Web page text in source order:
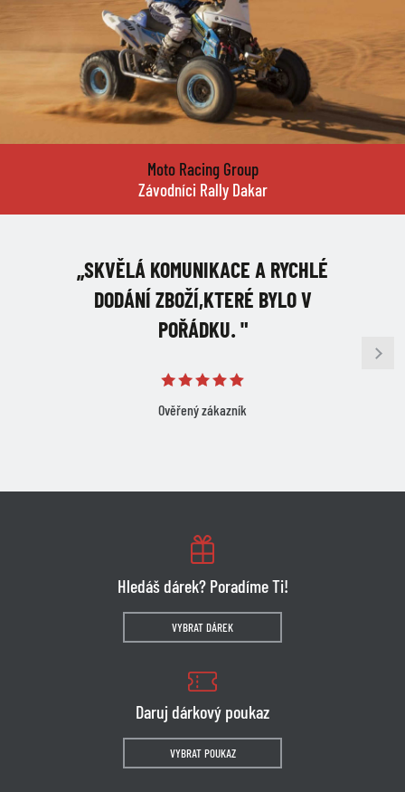
Moto Racing Group
Závodníci Rally Dakar
„SKVĚLÁ KOMUNIKACE A RYCHLÉ
DODÁNÍ ZBOŽÍ,KTERÉ BYLO V
POŘÁDKU. "
Ověřený zákazník
Hledáš dárek? Poradíme Ti!
VYBRAT DÁREK
Daruj dárkový poukaz
VYBRAT POUKAZ